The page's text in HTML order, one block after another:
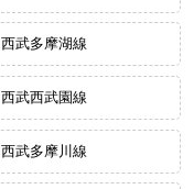
西武多摩湖線
西武西武園線
西武多摩川線